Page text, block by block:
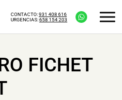
CONTACTO:931 408 616
URGENCIAS:658 154 203
FICHET